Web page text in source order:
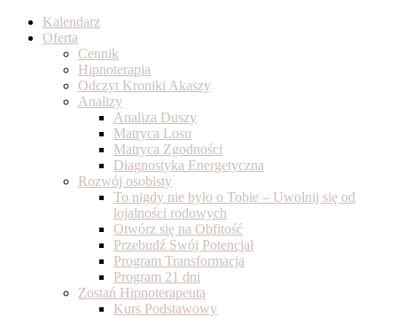
Kalendarz
Oferta
Cennik
Hipnoterapia
Odczyt Kroniki Akaszy
Analizy
Analiza Duszy
Matryca Losu
Matryca Zgodności
Diagnostyka Energetyczna
Rozwój osobisty
To nigdy nie było o Tobie – Uwolnij się od
lojalności rodowych
Otwórz się na Obfitość
Przebudź Swój Potencjał
Program Transformacja
Program 21 dni
Zostań Hipnoterapeutą
Kurs Podstawowy